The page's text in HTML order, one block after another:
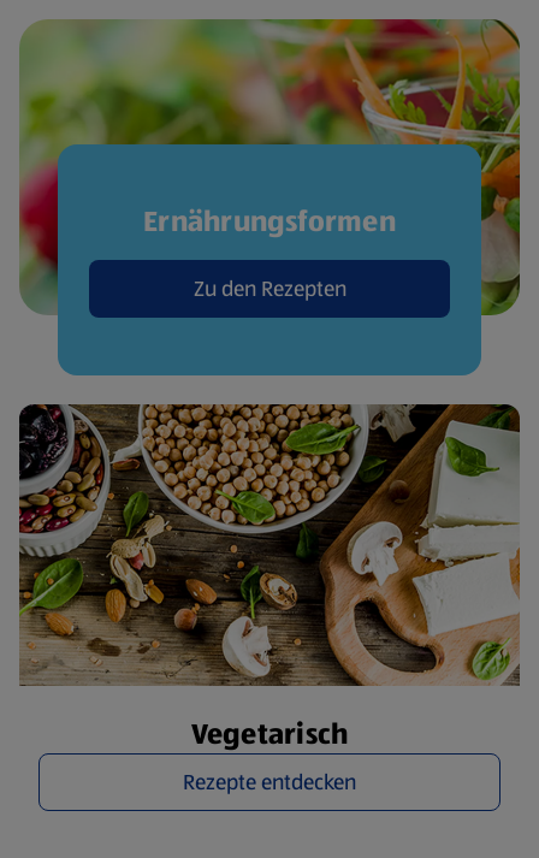
Ernährungsformen
Zu den Rezepten
Vegetarisch
Rezepte entdecken